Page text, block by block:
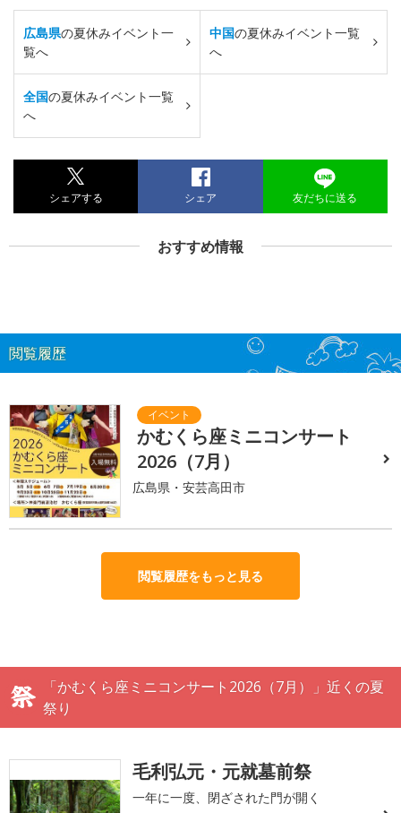
広島県の夏休みイベント一
覧へ
中国の夏休みイベント一覧
へ
全国の夏休みイベント一覧
へ
シェアする シェア 友だちに送る
おすすめ情報
閲覧履歴
かむくら座ミニコンサート
2026（7月）
広島県・安芸高田市
閲覧履歴をもっと見る
「かむくら座ミニコンサート2026（7月）」近くの夏
祭り
毛利弘元・元就墓前祭
一年に一度、閉ざされた門が開く